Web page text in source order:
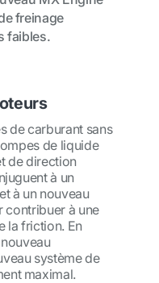
freinage
faibles.
de carburant sans
de liquide
de direction
à un
à un nouveau
contribuer à une
la friction. En
système de
maximal.